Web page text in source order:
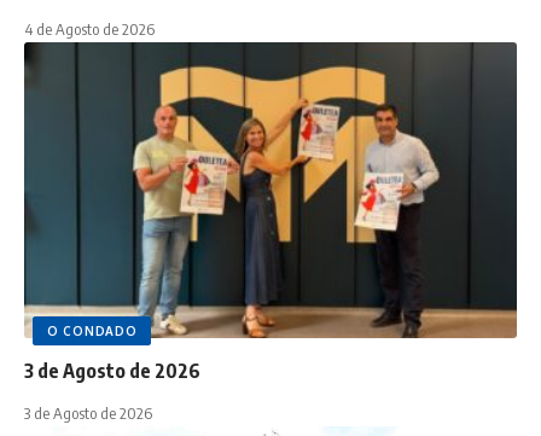
4 de Agosto de 2026
O CONDADO
3 de Agosto de 2026
3 de Agosto de 2026